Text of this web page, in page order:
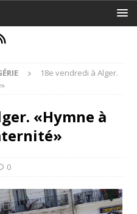
18e vendredi à Alger.
«Hymne à
0